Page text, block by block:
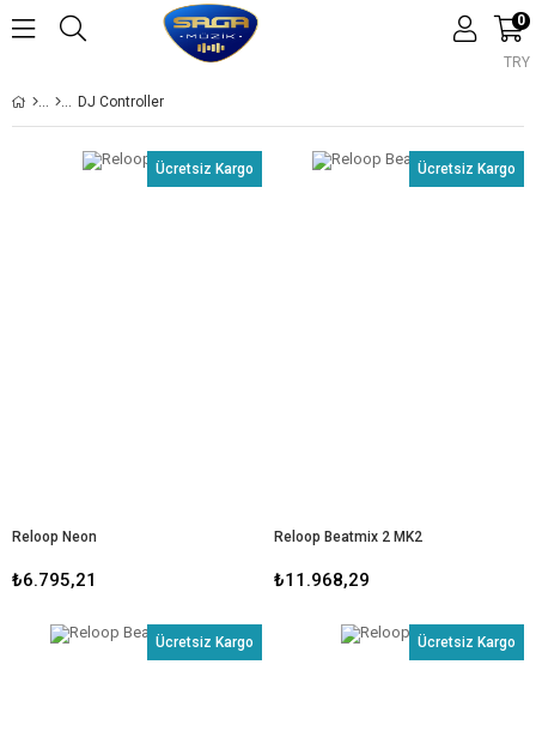
TRY
0
DJ Controller
Reloop Neon
₺6.795,21
Ücretsiz Kargo
Reloop Beatmix 2 MK2
₺11.968,29
Ücretsiz Kargo
Ücretsiz Kargo Ücretsiz Kargo